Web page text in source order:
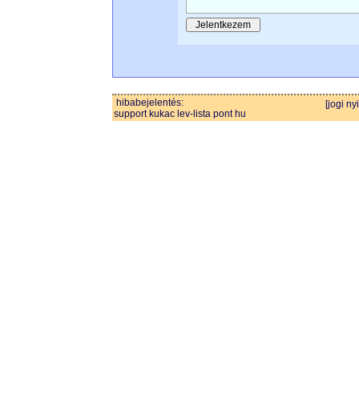
hibabejelentés:
support kukac lev-lista pont hu
[jogi